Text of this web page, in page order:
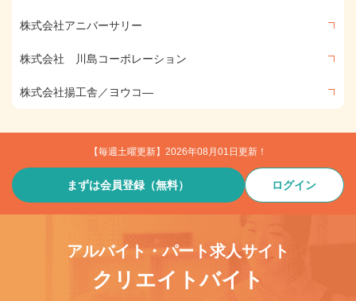
株式会社アニバーサリー
株式会社 川島コーポレーション
株式会社揚工舎／ヨウコ―
【毎週土曜更新】2026年08月01日更新！
まずは会員登録（無料） ログイン
アルバイト・パート求人サイト
クリエイトバイト